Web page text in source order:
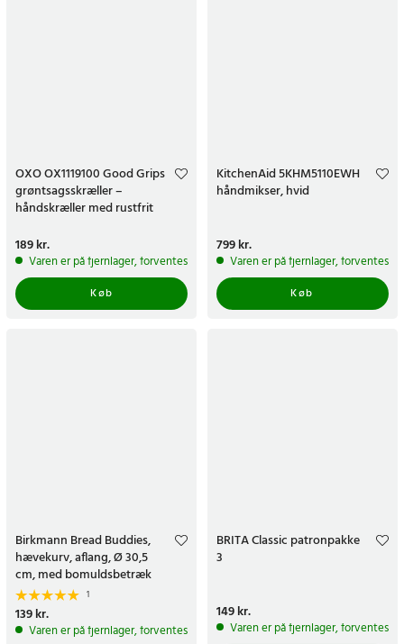
OXO OX1119100 Good Grips
grøntsagsskræller –
håndskræller med rustfrit
Pris:189 kr.
189 kr.
Varen er på fjernlager, forventes at blive sendt inden for 5-7 hverdage
Køb
KitchenAid 5KHM5110EWH
håndmikser, hvid
Pris:799 kr.
799 kr.
Varen er på fjernlager, forventes
Køb
Birkmann Bread Buddies,
hævekurv, aflang, Ø 30,5
cm, med bomuldsbetræk
1
Pris:139 kr.
139 kr.
Varen er på fjernlager, forventes at blive sendt inden for 5-7 hverdage
BRITA Classic patronpakke
3
Pris:149 kr.
149 kr.
Varen er på fjernlager, forventes